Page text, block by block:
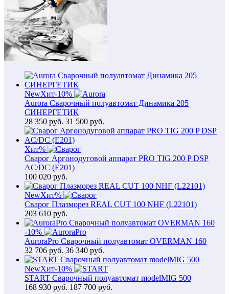
NewХит-10%
Aurora Сварочный полуавтомат Динамика 205
СИНЕРГЕТИК
28 350 руб. 31 500 руб.
Хит%
Сварог Аргонодуговой аппарат PRO TIG 200 P DSP
AC/DC (E201)
100 020 руб.
NewХит%
Сварог Плазморез REAL CUT 100 NHF (L22101)
203 610 руб.
-10%
AuroraPro Сварочный полуавтомат OVERMAN 160
32 706 руб. 36 340 руб.
NewХит-10%
START Сварочный полуавтомат modelMIG 500
168 930 руб. 187 700 руб.